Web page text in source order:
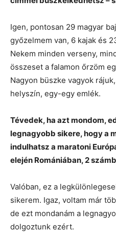
Igen, pontosan 29 magyar
győzelmem van, 6 kajak és
Nekem minden verseny,
összeset a falamon őrzöm
Nagyon büszke vagyok
helyszín, egy-egy emlék.
Tévedek, ha azt mondom,
legnagyobb sikere, hogy a
indulhatsz a maratoni
elején Romániában, 2
Valóban, ez a
sikerem. Igaz, voltam már
de ezt mondanám a
dolgoztunk ezért.